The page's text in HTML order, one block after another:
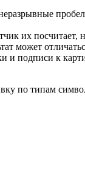
их посчитает,
может
и подписи к
по типам